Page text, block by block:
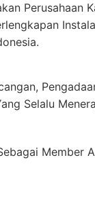
Perusahaan
Selalu
Member